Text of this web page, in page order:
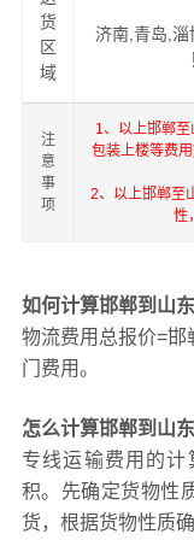
货
区
域
济南,青岛,
注
意
事
项
1、以上邯郸
包装上楼等费
2、以上邯郸至
性
如何计算邯郸到山
物流费用总报价=邯
门费用。
怎么计算邯郸到山
专线运输费用的
积。先确定货物性
货，根据货物性质确